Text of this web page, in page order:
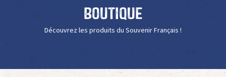
Boutique
Découvrez les produits du Souvenir Français !